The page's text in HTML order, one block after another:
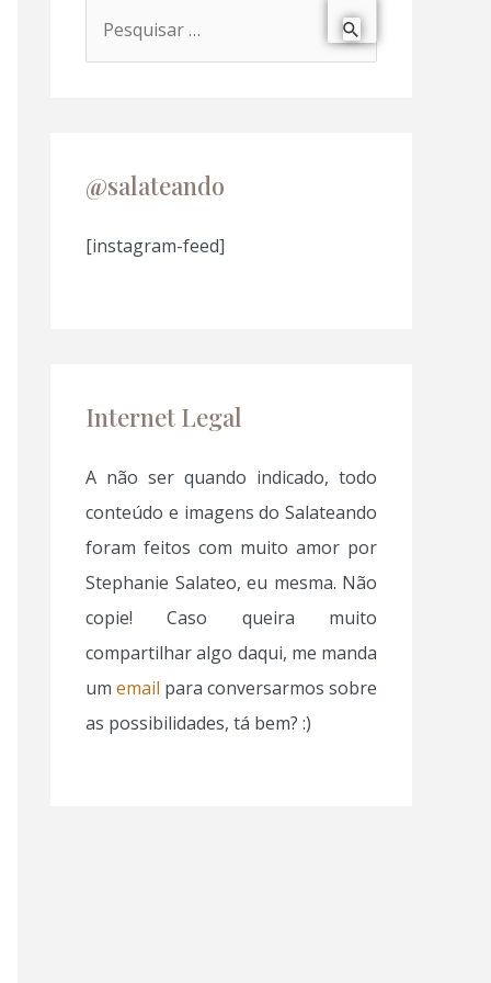
e
u
s
r
@salateando
[instagram-feed]
Internet Legal
A não ser quando indicado, todo
conteúdo e imagens do Salateando
foram feitos com muito amor por
Stephanie Salateo, eu mesma. Não
copie! Caso queira muito
compartilhar algo daqui, me manda
um email para conversarmos sobre
as possibilidades, tá bem? :)